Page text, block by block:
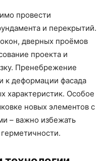
провести
и перекрытий.
дверных проёмов
проекта и
Пренебрежение
к деформации фасада
характеристик. Особое
новых элементов с
– важно избежать